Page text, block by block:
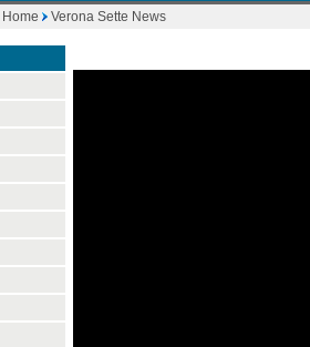
Home Verona Sette News